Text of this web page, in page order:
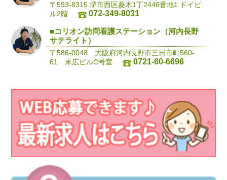
〒593-8315 堺市西区菱木1丁2446番地1 ドイビ
ル2階
072-349-8031
■コリオン訪問看護ステーション（河内長野
サテライト）
〒586-0048 大阪府河内長野市三日市町560-
61 末広ビルC号室
0721-60-6696